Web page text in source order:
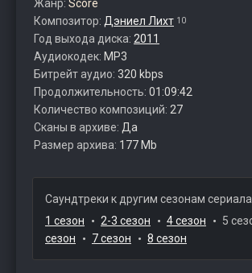
Жанр: Score
Композитор: Дэниел Лихт 10
Год выхода диска: 2011
Аудиокодек: MP3
Битрейт аудио: 320 kbps
Продолжительность: 01:09:42
Количество композиций: 27
Сканы в архиве: Да
Размер архива: 177 Mb
Саундтреки к другим сезонам сериала
1 сезон
2-3 сезон 4 сезон 5
сезон
7 сезон 8 сезон